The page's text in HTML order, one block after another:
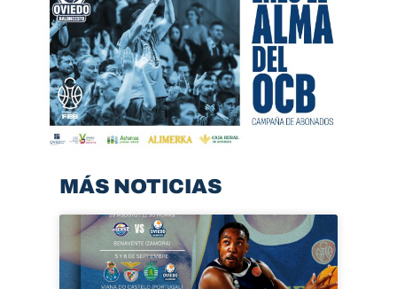
MÁS NOTICIAS